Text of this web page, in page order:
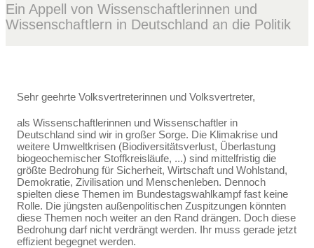
Ein Appell von Wissenschaftlerinnen und
Wissenschaftlern in Deutschland an die Politik
Sehr geehrte Volksvertreterinnen und Volksvertreter,
als Wissenschaftlerinnen und Wissenschaftler in
Deutschland sind wir in großer Sorge. Die Klima­krise und
weitere Umweltkrisen (Biodiversitätsverlust, Überlastung
biogeochemischer Stoffkreisläu­fe, ...) sind mittelfristig die
größte Bedrohung für Sicherheit, Wirtschaft und Wohlstand,
Demokratie, Zivilisation und Menschenleben. Dennoch
spielten diese Themen im Bundestagswahlkampf fast keine
Rolle. Die jüngsten außenpolitischen Zuspitzungen könnten
diese Themen noch weiter an den Rand drängen. Doch diese
Bedrohung darf nicht verdrängt werden. Ihr muss gerade jetzt
effi­zient begegnet werden.